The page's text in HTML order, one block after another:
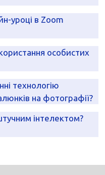
уроці в Zoom
особистих
технологію
на фотографії?
інтелектом?